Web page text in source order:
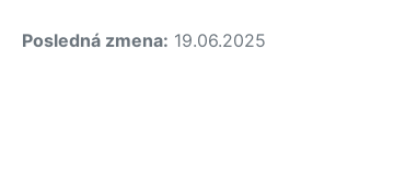
Posledná zmena: 19.06.2025